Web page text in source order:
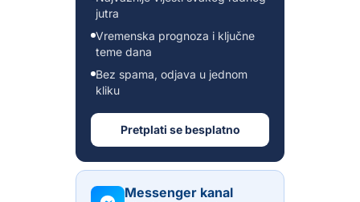
jutra
Vremenska prognoza i ključne
teme dana
Bez spama, odjava u jednom
kliku
Pretplati se besplatno
Messenger kanal